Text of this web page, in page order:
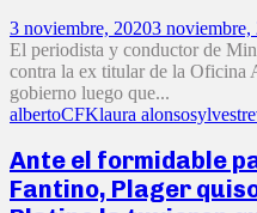
3 noviembre, 20203 noviembre,
El periodista y conductor de
contra la ex titular de la Oficina
gobierno luego que...
albertoCFKlaura alonsosylvestre
Ante el formidable
Fantino, Plager